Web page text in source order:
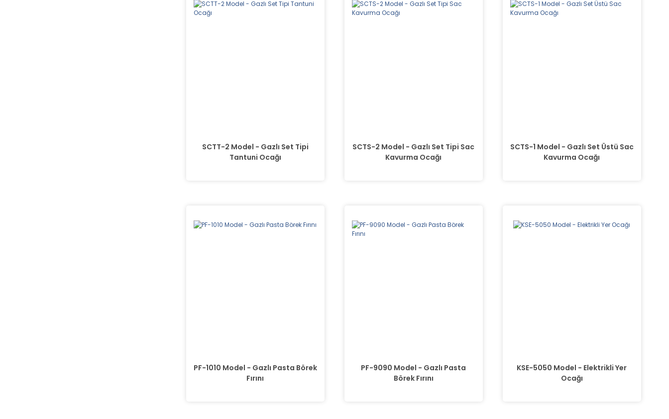
SCTT-2 Model - Gazlı Set Tipi
Tantuni Ocağı
SCTS-2 Model - Gazlı Set Tipi Sac
Kavurma Ocağı
SCTS-1 Model - Gazlı Set Üstü Sac
Kavurma Ocağı
PF-1010 Model - Gazlı Pasta Börek
Fırını
PF-9090 Model - Gazlı Pasta
Börek Fırını
KSE-5050 Model - Elektrikli Yer
Ocağı